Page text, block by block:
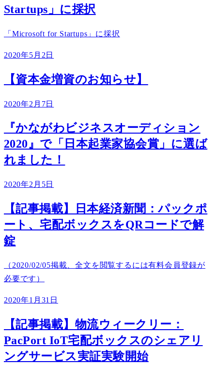
Startups」に採択
「Microsoft for Startups」に採択
2020年5月2日
【資本金増資のお知らせ】
2020年2月7日
『かながわビジネスオーディション
2020』で「日本起業家協会賞」に選ば
れました！
2020年2月5日
【記事掲載】日本経済新聞：パックポ
ート、宅配ボックスをQRコードで解
錠
（2020/02/05掲載、全文を閲覧するには有料会員登録が
必要です）
2020年1月31日
【記事掲載】物流ウィークリー：
PacPort IoT宅配ボックスのシェアリ
ングサービス実証実験開始